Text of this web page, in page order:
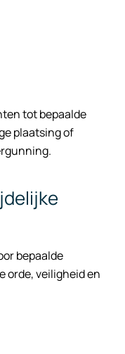
tot bepaalde
plaatsing of
bepaalde
orde, veiligheid en